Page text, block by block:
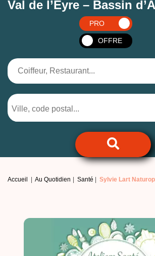
Val de l’Eyre – Bassin
PRO
OFFRE
Accueil Au Quotidien Santé Sylvie Lart